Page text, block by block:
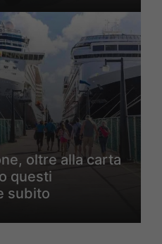
oltre alla carta
questi
subito